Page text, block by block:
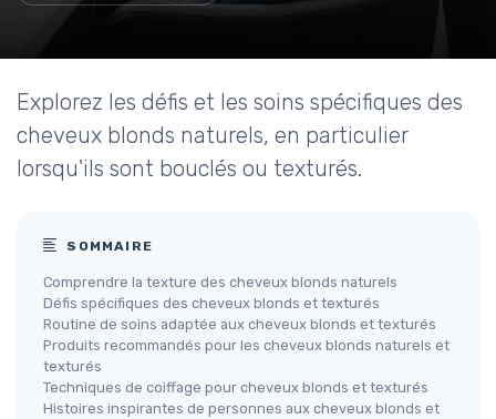
Explorez les défis et les soins spécifiques des
cheveux blonds naturels, en particulier
lorsqu'ils sont bouclés ou texturés.
SOMMAIRE
Comprendre la texture des cheveux blonds naturels
Défis spécifiques des cheveux blonds et texturés
Routine de soins adaptée aux cheveux blonds et texturés
Produits recommandés pour les cheveux blonds naturels et
texturés
Techniques de coiffage pour cheveux blonds et texturés
Histoires inspirantes de personnes aux cheveux blonds et